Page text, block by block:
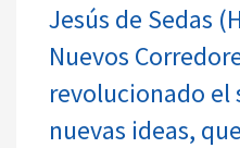
Jesús de Sedas
Nuevos
revolucionado el
nuevas ideas,